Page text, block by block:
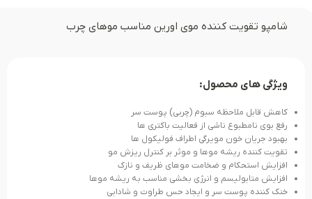
شامپو تقویت کننده موی اورین مناسب موهای چرب
ویژگی های محصول:
کاهش قابل ملاحظه سبوم (چربی) پوست سر
رفع بوی نامطبوع ناشی از فعالیت باکتری ها
بهبود جریان خون مویرگی اطراف فولیکول ها
تقویت کننده ریشه موها و موثر بر کنترل ریزش مو
افزایش استحکام و ضخامت موهای ظریف و نازک
افزایش متابولیسم و انرژی بخشی مناسب به ریشه موها
خنک کننده پوست سر و ایجاد حس طراوت و شادابی